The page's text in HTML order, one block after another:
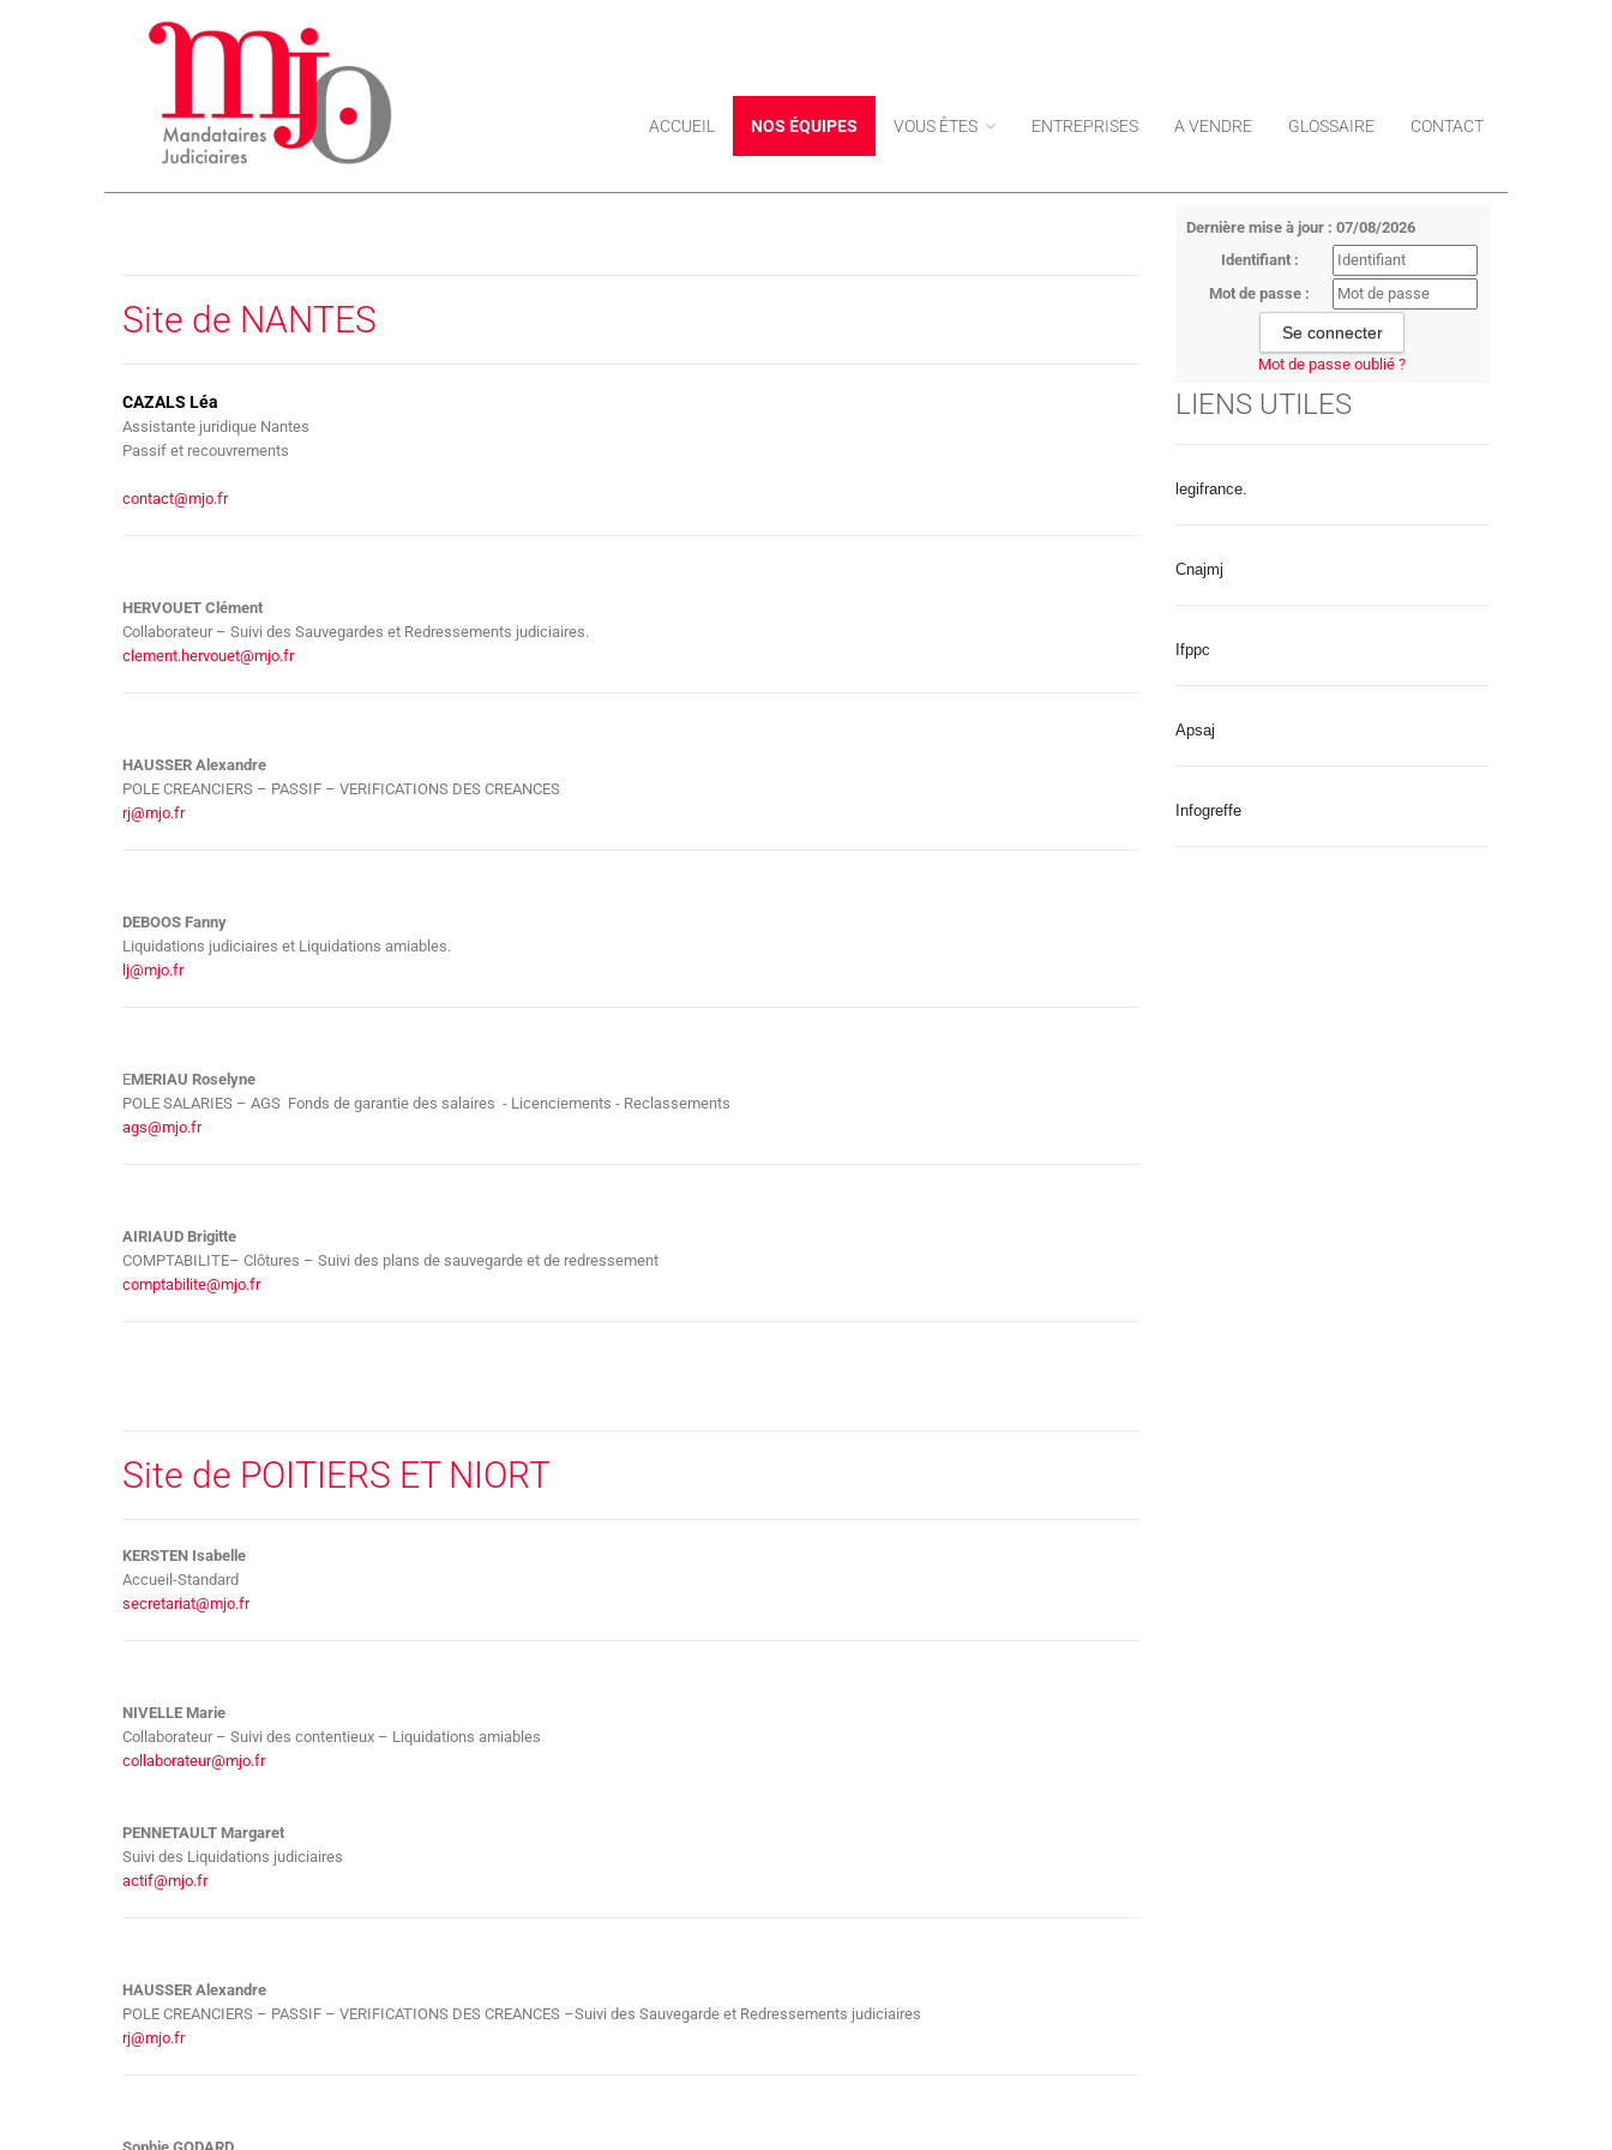
ACCUEIL NOS ÉQUIPES VOUS ÊTES ENTREPRISES A VENDRE GLOSSAIRE CONTACT
Dernière mise à jour : 07/08/2026
Identifiant :
Mot de passe :
Mot de passe oublié ?
LIENS UTILES
legifrance.
Cnajmj
Ifppc
Apsaj
Infogreffe
Site de NANTES
CAZALS Léa
Assistante juridique Nantes
Passif et recouvrements
contact@mjo.fr
HERVOUET Clément
Collaborateur – Suivi des Sauvegardes et Redressements judiciaires.
clement.hervouet@mjo.fr
HAUSSER Alexandre
POLE CREANCIERS – PASSIF – VERIFICATIONS DES CREANCES
rj@mjo.fr
DEBOOS Fanny
Liquidations judiciaires et Liquidations amiables.
lj@mjo.fr
EMERIAU Roselyne
POLE SALARIES – AGS Fonds de garantie des salaires - Licenciements - Reclassements
ags@mjo.fr
AIRIAUD Brigitte
COMPTABILITE– Clôtures – Suivi des plans de sauvegarde et de redressement
comptabilite@mjo.fr
Site de POITIERS ET NIORT
KERSTEN Isabelle
Accueil-Standard
secretariat@mjo.fr
NIVELLE Marie
Collaborateur – Suivi des contentieux – Liquidations amiables
collaborateur@mjo.fr
PENNETAULT Margaret
Suivi des Liquidations judiciaires
actif@mjo.fr
HAUSSER Alexandre
POLE CREANCIERS – PASSIF – VERIFICATIONS DES CREANCES –Suivi des Sauvegarde et Redressements judiciaires
rj@mjo.fr